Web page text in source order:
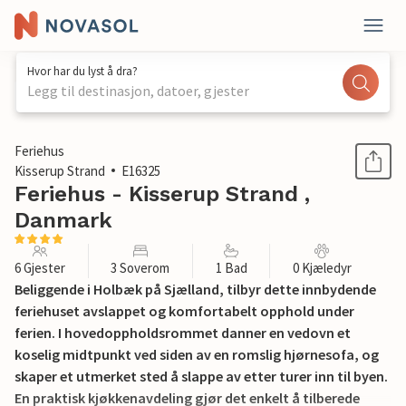
Hvor har du lyst å dra?
Legg til destinasjon, datoer, gjester
1 / 13
Feriehus
Kisserup Strand
E16325
Feriehus - Kisserup Strand ,
Danmark
6 Gjester 3 Soverom 1 Bad 0 Kjæledyr
Beliggende i Holbæk på Sjælland, tilbyr dette innbydende
feriehuset avslappet og komfortabelt opphold under
ferien. I hovedoppholdsrommet danner en vedovn et
koselig midtpunkt ved siden av en romslig hjørnesofa, og
skaper et utmerket sted å slappe av etter turer inn til byen.
En praktisk kjøkkenavdeling gjør det enkelt å tilberede